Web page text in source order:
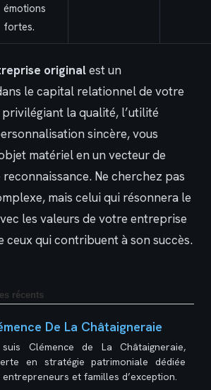
émotions
fortes.
originalest un
le capital relationnel de votre
la qualité, l’utilité
sincère, vous
matériel en un vecteur de
Ne cherchez pas
mais celui qui résonnera le
les valeurs de votre entreprise
ceux qui contribuent à son succès.
récents
De La Châtaigneraie
Clémence de La Châtaigneraie,
en stratégie patrimoniale dédiée
entrepreneurs et familles d’exception.